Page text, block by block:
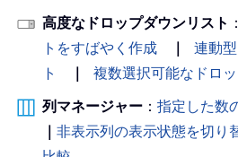
高度なドロップダウンリスト ：
トをすばやく作成
｜
連動
ト
｜ 複数選択可能なドロ
列マネージャー ： 指定した数
｜ 非表示列の表示状態を切り